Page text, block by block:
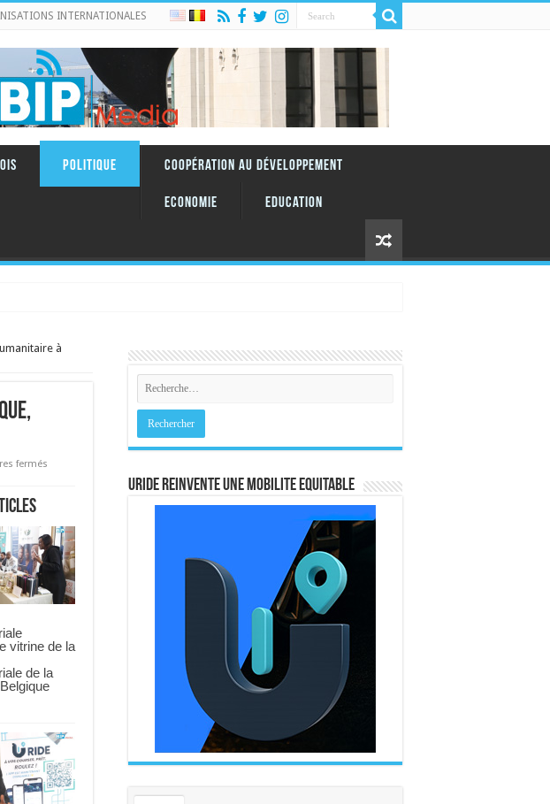
INTERNATIONALES
Politique Coopération au Développement
Economie Education
à
fermés
financier,
politique,
militaire
et
humanitaire
à
l’Ukraine
vitrine de la
de la
URIDE REINVENTE UNE MOBILITE EQUITABLE